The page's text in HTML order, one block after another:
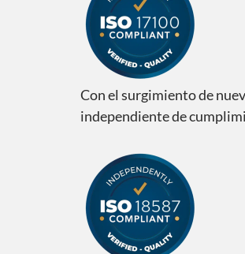
Con el surgimiento de
independiente de